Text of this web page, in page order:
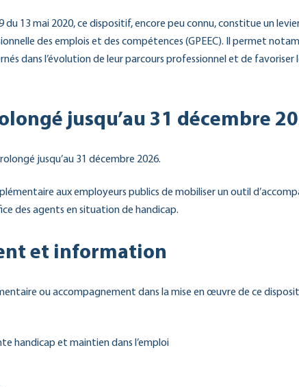
du 13 mai 2020, ce dispositif, encore peu connu, constitue un
des emplois et des compétences (GPEEC). Il permet
dans l’évolution de leur parcours professionnel et de favoriser
jusqu’au 31 décembre
jusqu’au 31 décembre 2026.
aux employeurs publics de mobiliser un outil
des agents en situation de handicap.
et information
ou accompagnement dans la mise en œuvre de ce
handicap et maintien dans l’emploi